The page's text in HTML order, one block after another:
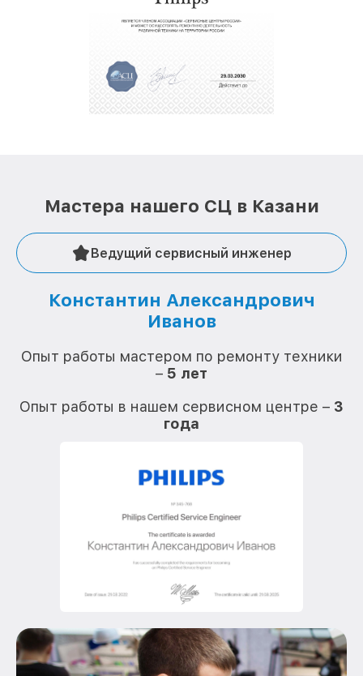
полной сохранности и бесплатно.
За годы своей деятельности мы получали только
репутацию. Мы постоянно совершенствуемся и
стараемся каждый день делать наш сервис еще
Мастера нашего СЦ в Казани
Ведущий сервисный инженер
Константин Александрович
Иванов
Опыт работы мастером по ремонту техники
– 5 лет
Опыт работы в нашем сервисном центре – 3
года